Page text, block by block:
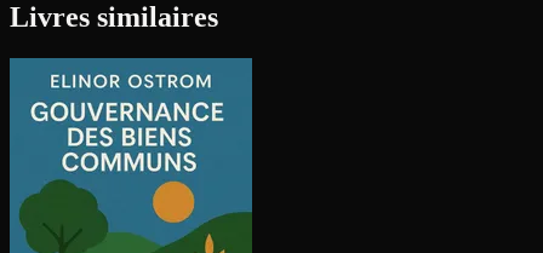
Livres similaires